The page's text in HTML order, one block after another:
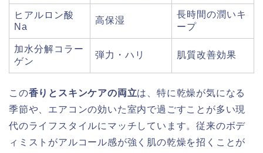
ヒアルロン酸
Na
高保湿
長時間の潤いキ
ープ
加水分解コラー
ゲン
弾力・ハリ 肌質改善効果
この香りとスキンケアの両立は、特に乾燥が気になる
季節や、エアコンの効いた室内で過ごすことが多い現
代のライフスタイルにマッチしています。従来のボデ
ィミストがアルコール感が強く肌の乾燥を招くことが